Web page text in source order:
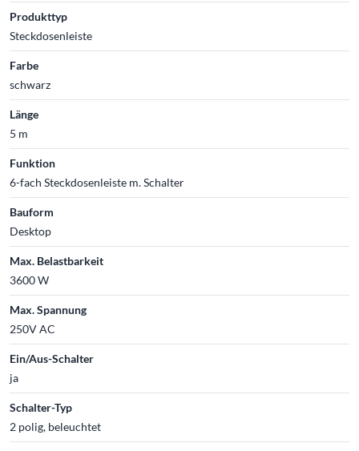
Produkttyp
Steckdosenleiste
Farbe
schwarz
Länge
5 m
Funktion
6-fach Steckdosenleiste m. Schalter
Bauform
Desktop
Max. Belastbarkeit
3600 W
Max. Spannung
250V AC
Ein/Aus-Schalter
ja
Schalter-Typ
2 polig, beleuchtet